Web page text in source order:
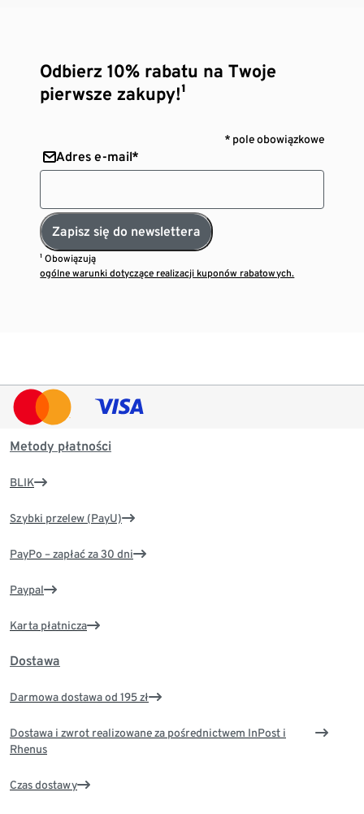
Odbierz 10% rabatu na Twoje
pierwsze zakupy!¹
* pole obowiązkowe
Adres e-mail*
Zapisz się do newslettera
¹ Obowiązują
ogólne warunki dotyczące realizacji kuponów rabatowych.
Metody płatności
BLIK
Szybki przelew (PayU)
PayPo – zapłać za 30 dni
Paypal
Karta płatnicza
Dostawa
Darmowa dostawa od 195 zł
Dostawa i zwrot realizowane za pośrednictwem InPost i
Rhenus
Czas dostawy